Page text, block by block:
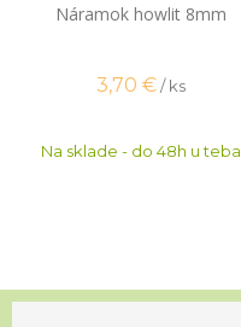
Náramok howlit 8mm
3,70 € / ks
Na sklade - do 48h u teba